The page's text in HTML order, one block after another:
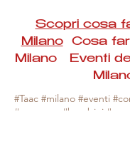
Scopri cosa
MilanoCosa
Milano Eventi
#Taac #milano #eventi
#rassegne #bambini